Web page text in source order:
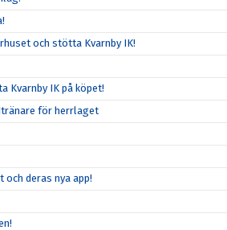
och stötta Kvarnby IK!
Kvarnby IK på köpet!
för herrlaget
deras nya app!